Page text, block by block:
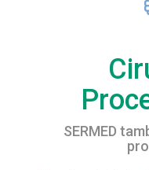
SERMED